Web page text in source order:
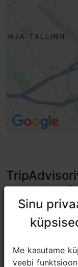
arvustused
tripadvisor rating
Pretty
Sinu
Me kasutame
veebi
Sinu
Me kasutame
veebi